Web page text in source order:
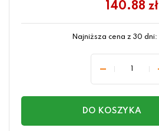
140.88 zł
Najniższa cena z 30 dni:
DO KOSZYKA